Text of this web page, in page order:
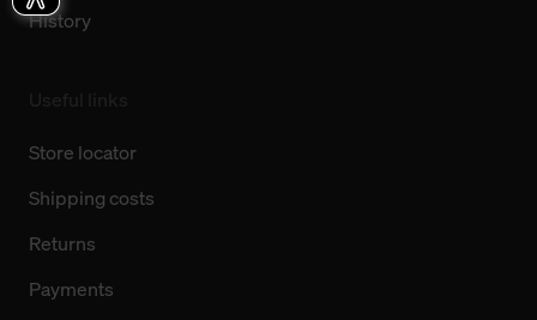
History
Store locator
Shipping costs
Returns
Payments